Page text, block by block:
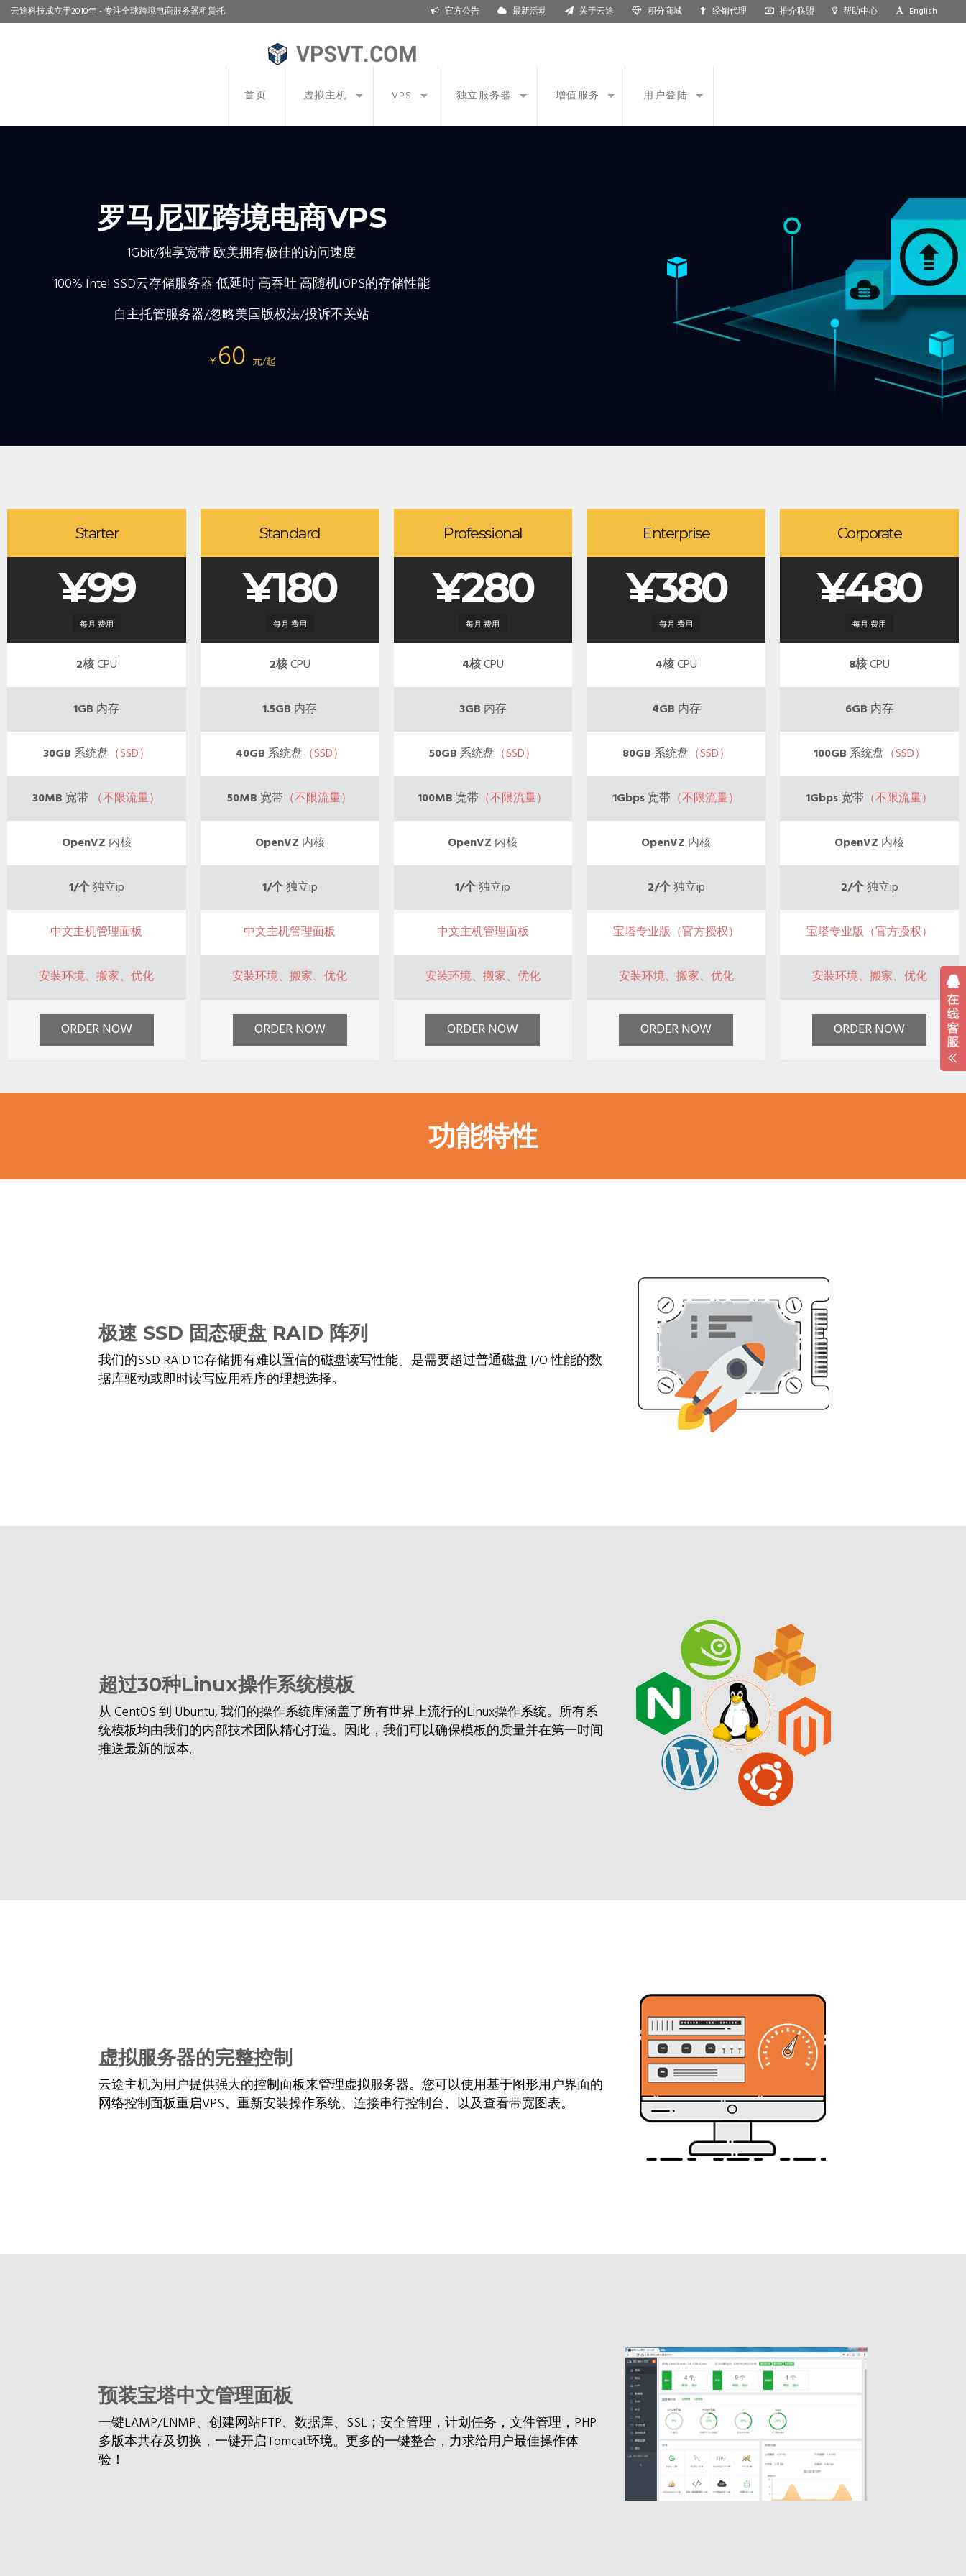
云途科技成立于2010年 - 专注全球跨境电商服务器租赁托
官方公告 最新活动 关于云途 积分商城 经销代理 推介联盟 帮助中心 English
首页 虚拟主机 VPS 独立服务器 增值服务 用户登陆
罗马尼亚跨境电商VPS
1Gbit/独享宽带 欧美拥有极佳的访问速度
100% Intel SSD云存储服务器 低延时 高吞吐 高随机IOPS的存储性能
自主托管服务器/忽略美国版权法/投诉不关站
￥ 60 元/起
Starter
¥99
每月 费用
2核CPU
1GB 内存
30GB系统盘（SSD）
30MB 宽带 （不限流量）
OpenVZ 内核
1/个独立ip
中文主机管理面板
安装环境、搬家、优化
ORDER NOW
Standard
¥180
每月 费用
2核CPU
1.5GB 内存
40GB系统盘（SSD）
50MB 宽带 （不限流量）
OpenVZ 内核
1/个独立ip
中文主机管理面板
安装环境、搬家、优化
ORDER NOW
Professional
¥280
每月 费用
4核CPU
3GB 内存
50GB系统盘 （SSD）
100MB 宽带 （不限流量）
OpenVZ 内核
1/个独立ip
中文主机管理面板
安装环境、搬家、优化
ORDER NOW
Enterprise
¥380
每月 费用
4核CPU
4GB 内存
80GB系统盘（SSD）
1Gbps宽带 （不限流量）
OpenVZ 内核
2/个独立ip
宝塔专业版（官方授权）
安装环境、搬家、优化
ORDER NOW
Corporate
¥480
每月 费用
8核CPU
6GB 内存
100GB系统盘（SSD）
1Gbps宽带 （不限流量）
OpenVZ 内核
2/个独立ip
宝塔专业版（官方授权）
安装环境、搬家、优化
ORDER NOW
功能特性
极速 SSD 固态硬盘 RAID 阵列
我们的SSD RAID 10存储拥有难以置信的磁盘读写性能。是需要超过普通磁盘 I/O 性能的数
据库驱动或即时读写应用程序的理想选择。
超过30种Linux操作系统模板
从 CentOS 到 Ubuntu, 我们的操作系统库涵盖了所有世界上流行的Linux操作系统。所有系
统模板均由我们的内部技术团队精心打造。因此，我们可以确保模板的质量并在第一时间
推送最新的版本。
虚拟服务器的完整控制
云途主机为用户提供强大的控制面板来管理虚拟服务器。您可以使用基于图形用户界面的
网络控制面板重启VPS、重新安装操作系统、连接串行控制台、以及查看带宽图表。
预装宝塔中文管理面板
一键LAMP/LNMP、创建网站FTP、数据库、SSL；安全管理，计划任务，文件管理，PHP
多版本共存及切换，一键开启Tomcat环境。更多的一键整合，力求给用户最佳操作体
验！